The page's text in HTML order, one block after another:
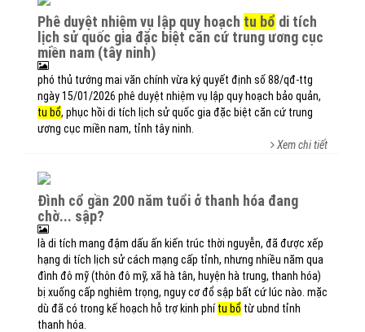
phê duyệt nhiệm vụ lập quy hoạch tu bổ di tích
lịch sử quốc gia đặc biệt căn cứ trung ương cục
miền nam (tây ninh)
phó thủ tướng mai văn chính vừa ký quyết định số 88/qđ-ttg
ngày 15/01/2026 phê duyệt nhiệm vụ lập quy hoạch bảo quản,
tu bổ, phục hồi di tích lịch sử quốc gia đặc biệt căn cứ trung
ương cục miền nam, tỉnh tây ninh.
Xem chi tiết
đình cổ gần 200 năm tuổi ở thanh hóa đang
chờ... sập?
là di tích mang đậm dấu ấn kiến trúc thời nguyễn, đã được xếp
hạng di tích lịch sử cách mạng cấp tỉnh, nhưng nhiều năm qua
đình đô mỹ (thôn đô mỹ, xã hà tân, huyện hà trung, thanh hóa)
bị xuống cấp nghiêm trọng, nguy cơ đổ sập bất cứ lúc nào. mặc
dù đã có trong kế hoạch hỗ trợ kinh phítu bổ từ ubnd tỉnh
thanh hóa.